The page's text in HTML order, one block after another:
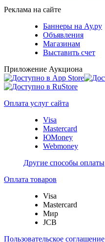
Реклама на сайте
Баннеры на Ау.ру
Объявления
Магазинам
Выставить счет
Приложение Аукциона
Оплата услуг сайта
Visa
Mastercard
ЮMoney
Webmoney
Другие способы оплаты
Оплата товаров
Visa
Mastercard
Мир
JCB
Пользовательское соглашение